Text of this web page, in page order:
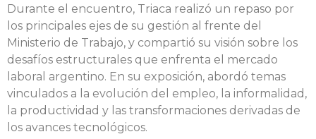
Durante el encuentro, Triaca realizó un repaso por
los principales ejes de su gestión al frente del
Ministerio de Trabajo, y compartió su visión sobre los
desafíos estructurales que enfrenta el mercado
laboral argentino. En su exposición, abordó temas
vinculados a la evolución del empleo, la informalidad,
la productividad y las transformaciones derivadas de
los avances tecnológicos.